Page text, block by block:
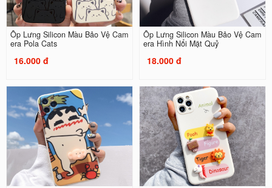
Ốp Lưng Silicon Màu Bảo Vệ Cam
era Pola Cats
16.000 đ
Ốp Lưng Silicon Màu Bảo Vệ Cam
era Hình Nổi Mặt Quỷ
18.000 đ